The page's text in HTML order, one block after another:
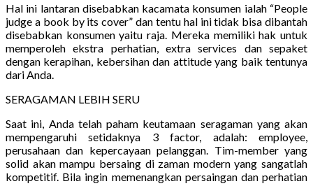
Hal ini lantaran disebabkan kacamata konsumen ialah “People
judge a book by its cover” dan tentu hal ini tidak bisa dibantah
disebabkan konsumen yaitu raja. Mereka memiliki hak untuk
memperoleh ekstra perhatian, extra services dan sepaket
dengan kerapihan, kebersihan dan attitude yang baik tentunya
dari Anda.
SERAGAMAN LEBIH SERU
Saat ini, Anda telah paham keutamaan seragaman yang akan
mempengaruhi setidaknya 3 factor, adalah: employee,
perusahaan dan kepercayaan pelanggan. Tim-member yang
solid akan mampu bersaing di zaman modern yang sangatlah
kompetitif. Bila ingin memenangkan persaingan dan perhatian